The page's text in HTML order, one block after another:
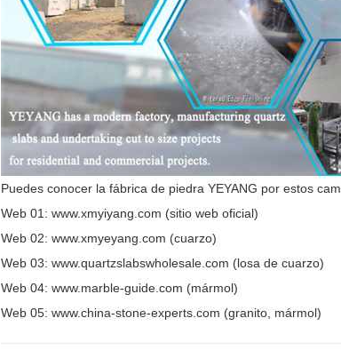
Puedes conocer la fábrica de piedra YEYANG por estos
Web 01: www.xmyiyang.com (sitio web oficial)
Web 02: www.xmyeyang.com (cuarzo)
Web 03: www.quartzslabswholesale.com (losa de cuarzo)
Web 04: www.marble-guide.com (mármol)
Web 05: www.china-stone-experts.com (granito, mármol)